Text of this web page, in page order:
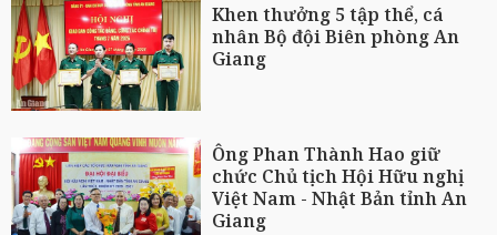
Khen thưởng 5 tập thể, cá
nhân Bộ đội Biên phòng An
Giang
Ông Phan Thành Hao giữ
chức Chủ tịch Hội Hữu nghị
Việt Nam - Nhật Bản tỉnh An
Giang